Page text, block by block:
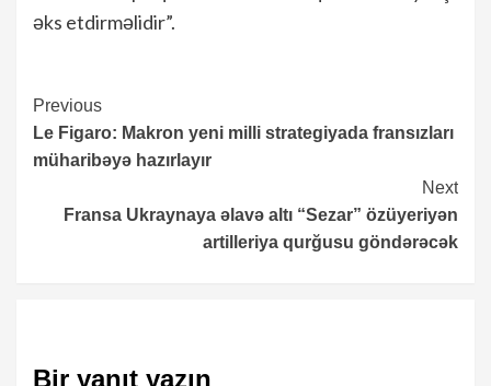
əks etdirməlidir”.
Continue
Reading
Previous
Le Figaro: Makron yeni milli strategiyada fransızları
müharibəyə hazırlayır
Next
Fransa Ukraynaya əlavə altı “Sezar” özüyeriyən
artilleriya qurğusu göndərəcək
Bir yanıt yazın